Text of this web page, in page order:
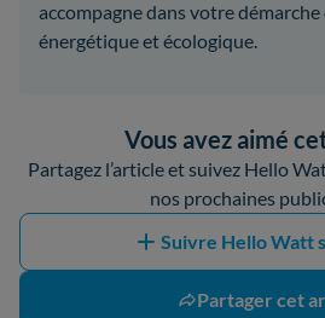
accompagne dans votre
énergétique et écologique.
Vous avez aimé
Partagez l’article et suivez Hello
nos prochaines
Suivre Hello Watt
Partager cet